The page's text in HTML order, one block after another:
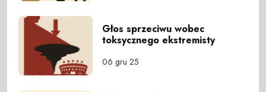
Głos sprzeciwu wobec
toksycznego ekstremisty
06 gru 25